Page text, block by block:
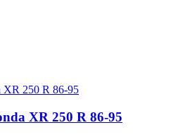
XR 250 R 86-95